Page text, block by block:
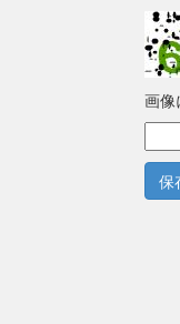
画像
保